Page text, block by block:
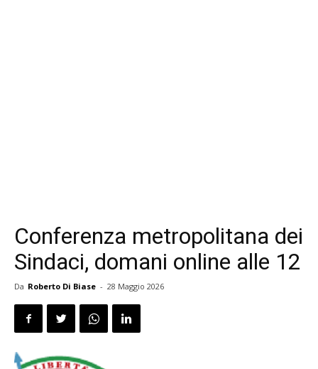
Conferenza metropolitana dei
Sindaci, domani online alle 12
Da Roberto Di Biase - 28 Maggio 2026